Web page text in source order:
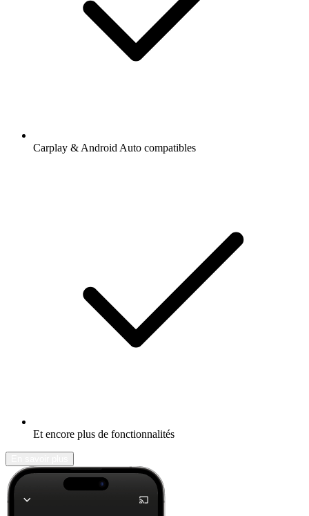
Carplay & Android Auto compatibles
Et encore plus de fonctionnalités